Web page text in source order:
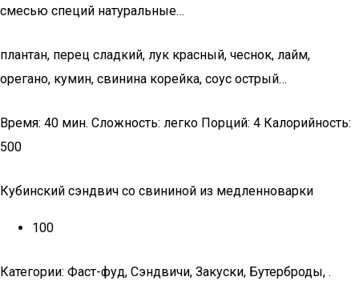
смесью специй натуральные…
плантан, перец сладкий, лук красный, чеснок, лайм,
орегано, кумин, свинина корейка, соус острый…
Время: 40 мин. Сложность: легко Порций: 4 Калорийность:
500
Кубинский сэндвич со свининой из медленноварки
100
Категории: Фаст-фуд, Сэндвичи, Закуски, Бутерброды, .